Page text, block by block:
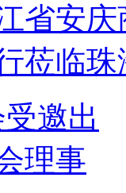
省安
莅临